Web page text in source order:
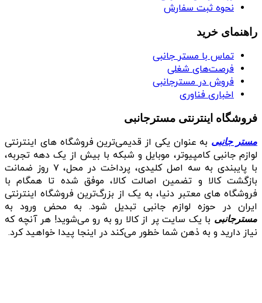
نحوه ثبت سفارش
راهنمای خرید
تماس با مستر جانبی
فرصت‌های شغلی
فروش در مسترجانبی
اخباری فناوری
فروشگاه اینترنتی مسترجانبی
مستر جانبی به عنوان یکی از قدیمی‌ترین فروشگاه های اینترنتی
لوازم جانبی کامپیوتر، موبایل و شبکه با بیش از یک دهه تجربه،
با پایبندی به سه اصل کلیدی، پرداخت در محل، ۷ روز ضمانت
بازگشت کالا و تضمین اصالت کالا، موفق شده تا همگام با
فروشگاه‌ های معتبر دنیا، به یک از بزرگ‌ترین فروشگاه اینترنتی
ایران در حوزه لوازم جانبی تبدیل شود. به محض ورود به
مسترجانبی با یک سایت پر از کالا رو به رو می‌شوید! هر آنچه که
نیاز دارید و به ذهن شما خطور می‌کند در اینجا پیدا خواهید کرد.